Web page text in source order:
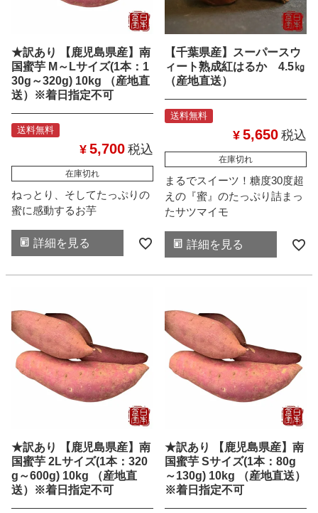
★訳あり 【鹿児島県産】南
国蜜芋 M～Lサイズ(1本：1
30g～320g) 10kg （産地直
送）※着日指定不可
送料無料
¥ 5,700 税込
在庫切れ
ねっとり、そしてたっぷりの
蜜に感動するお芋
詳細を見る
【千葉県産】スーパースウ
ィート熟成紅はるか 4.5㎏
（産地直送）
送料無料
¥ 5,650 税込
在庫切れ
まるでスイーツ！糖度30度超
えの『蜜』のたっぷり詰まっ
たサツマイモ
詳細を見る
★訳あり 【鹿児島県産】南
国蜜芋 2Lサイズ(1本：320
g～600g) 10kg （産地直
送）※着日指定不可
★訳あり 【鹿児島県産】南
国蜜芋 Sサイズ(1本：80g
～130g) 10kg （産地直送）
※着日指定不可